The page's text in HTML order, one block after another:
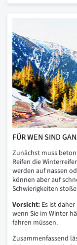
FÜR WEN SIND
Zunächst muss
Reifen die
werden auf nassen
können aber auf
Schwierigkeiten
Vorsicht: Es ist
wenn Sie im Winter
fahren müssen.
Zusammenfassend